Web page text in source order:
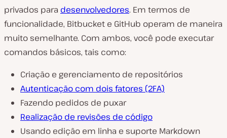
privados para desenvolvedores. Em termos de
funcionalidade, Bitbucket e GitHub operam de maneira
muito semelhante. Com ambos, você pode executar
comandos básicos, tais como:
Criação e gerenciamento de repositórios
Autenticação com dois fatores (2FA)
Fazendo pedidos de puxar
Realização de revisões de código
Usando edição em linha e suporte Markdown